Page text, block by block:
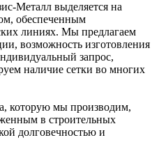
Металл выделяется на
обеспеченным
линиях. Мы предлагаем
возможность изготовления
запрос,
наличие сетки во многих
которую мы производим,
в строительных
долговечностью и